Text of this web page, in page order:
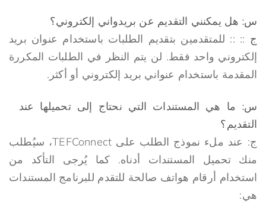
س: هل يمكنني التقديم عن بريدواني إلكتروني؟
ج :: :: للمتقدمين بتقديم الطلبات باستخدام عنوان بريد
إلكتروني واحد فقط. لن يتم النظر في الطلبات المكررة
المقدمة باستخدام عنواني بريد إلكتروني أو أكثر.
س: ما هي المستندات التي نحتاج إلى تحميلها عند
التقديم؟
ج: عند ملء نموذج الطلب على TEFConnect، سيُطلب
منك تحميل المستندات أدناه. كما يُرجى التأكد من
استخدام أرقام هواتف صالحة للتقدم للبرنامج المستندات
هي: